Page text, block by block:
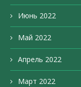
Июнь 2022
Май 2022
Апрель 2022
Март 2022